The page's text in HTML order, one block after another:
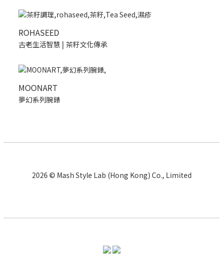
ROHASEED
古老生活智慧 | 茶籽文化傳承
MOONART
夢幻系列腕錶
2026 © Mash Style Lab (Hong Kong) Co., Limited